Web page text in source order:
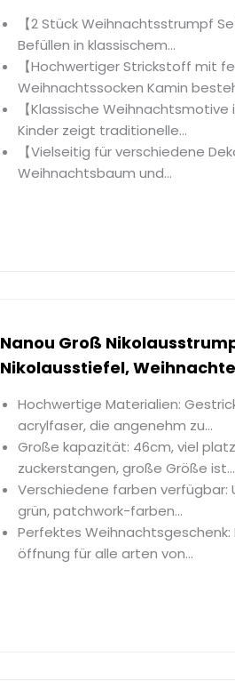
【2 Stück Weihnachtsstrumpf
Befüllen in klassischem...
【Hochwertiger Strickstoff mit
Weihnachtssocken Kamin
【Klassische
Kinder zeigt traditionelle...
【Vielseitig für verschiedene
Weihnachtsbaum und...
Nanou Groß
Nikolausstiefel,
Hochwertige Materialien:
acrylfaser, die angenehm zu...
Große kapazität: 46cm, viel
zuckerstangen, große Größe ist...
Verschiedene farben verfügbar:
grün, patchwork-farben...
Perfektes
öffnung für alle arten von...